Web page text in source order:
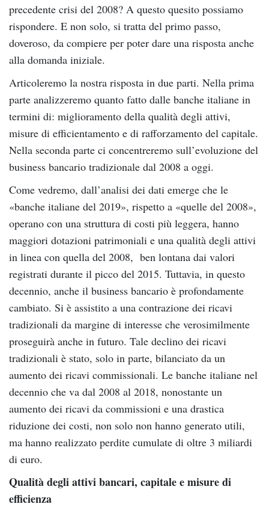
precedente crisi del 2008? A questo quesito possiamo
rispondere. E non solo, si tratta del primo passo,
doveroso, da compiere per poter dare una risposta anche
alla domanda iniziale.
Articoleremo la nostra risposta in due parti. Nella prima
parte analizzeremo quanto fatto dalle banche italiane in
termini di: miglioramento della qualità degli attivi,
misure di efficientamento e di rafforzamento del capitale.
Nella seconda parte ci concentreremo sull’evoluzione del
business bancario tradizionale dal 2008 a oggi.
Come vedremo, dall’analisi dei dati emerge che le
«banche italiane del 2019», rispetto a «quelle del 2008»,
operano con una struttura di costi più leggera, hanno
maggiori dotazioni patrimoniali e una qualità degli attivi
in linea con quella del 2008, ben lontana dai valori
registrati durante il picco del 2015. Tuttavia, in questo
decennio, anche il business bancario è profondamente
cambiato. Si è assistito a una contrazione dei ricavi
tradizionali da margine di interesse che verosimilmente
proseguirà anche in futuro. Tale declino dei ricavi
tradizionali è stato, solo in parte, bilanciato da un
aumento dei ricavi commissionali. Le banche italiane nel
decennio che va dal 2008 al 2018, nonostante un
aumento dei ricavi da commissioni e una drastica
riduzione dei costi, non solo non hanno generato utili,
ma hanno realizzato perdite cumulate di oltre 3 miliardi
di euro.
Qualità degli attivi bancari, capitale e misure di
efficienza